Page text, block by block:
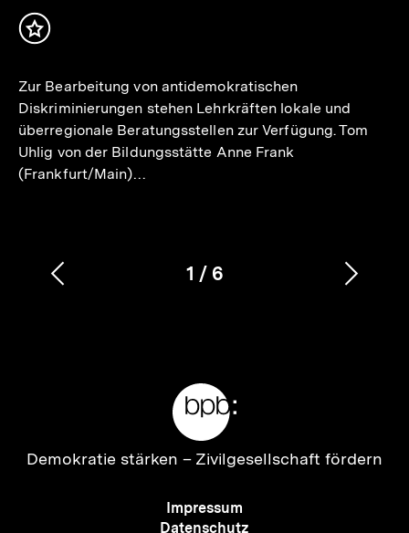
Inhalt
Zur Bearbeitung von antidemokratischen
Diskriminierungen stehen Lehrkräften lokale und
überregionale Beratungsstellen zur Verfügung. Tom
Uhlig von der Bildungsstätte Anne Frank
(Frankfurt/Main)…
Karussellinhalt
1
von
/ 6
Vorherigen
Zur
Demokratie stärken – Zivilgesellschaft fördern
Meta-
Navigation
Impressum
Datenschutz